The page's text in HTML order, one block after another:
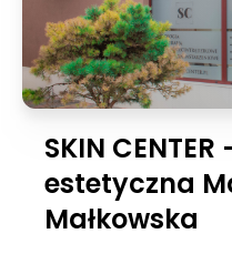
SKIN
estetyczna
Małkowska